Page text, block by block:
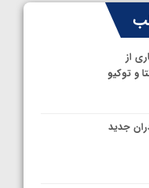
از
و توکیو
جدید